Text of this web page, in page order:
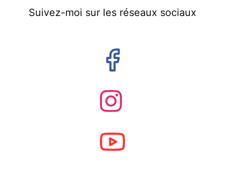
Suivez-moi sur les réseaux sociaux